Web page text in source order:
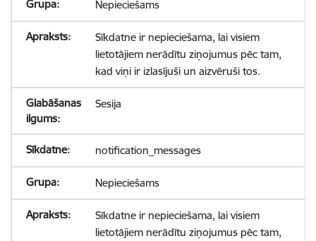
Nepieciešams
Sīkdatne ir nepieciešama, lai visiem
lietotājiem nerādītu ziņojumus pēc tam,
kad viņi ir izlasījuši un aizvēruši tos.
Sesija
notification_messages
Nepieciešams
Sīkdatne ir nepieciešama, lai visiem
lietotājiem nerādītu ziņojumus pēc tam,